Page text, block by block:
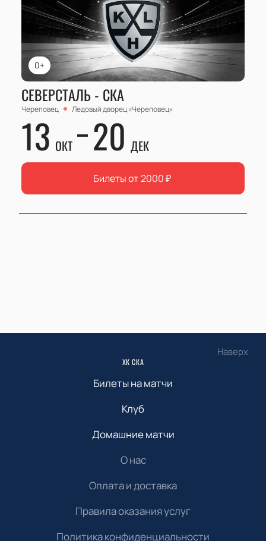
0+
СЕВЕРСТАЛЬ - СКА
Череповец Ледовый дворец «Череповец»
13 ОКТ 20 ДЕК
Билеты от 2000₽
Наверх
ХК СКА
Билеты на матчи
Клуб
Домашние матчи
О нас
Оплата и доставка
Правила оказания услуг
Политика конфиденциальности